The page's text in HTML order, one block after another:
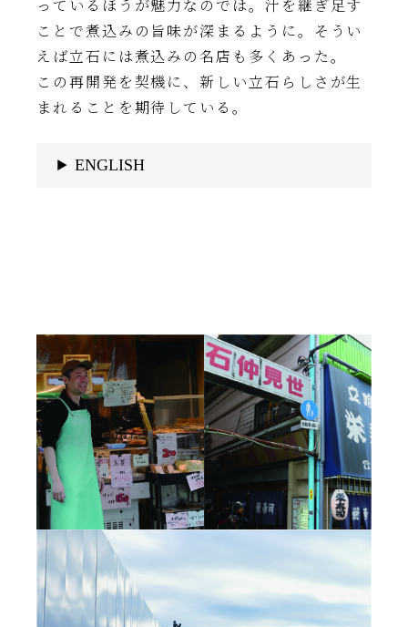
っているほうが魅力なのでは。汁を継ぎ足す
ことで煮込みの旨味が深まるように。そうい
えば立石には煮込みの名店も多くあった。
この再開発を契機に、新しい立石らしさが生
まれることを期待している。
ENGLISH